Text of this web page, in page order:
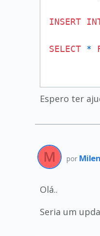
INSERT
SELECT *
Espero ter
por
Olá..
Seria um